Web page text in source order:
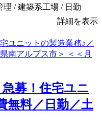
/ 建築系工場 / 日勤
詳細を表示
募！住宅ユニ
無料／日勤／土